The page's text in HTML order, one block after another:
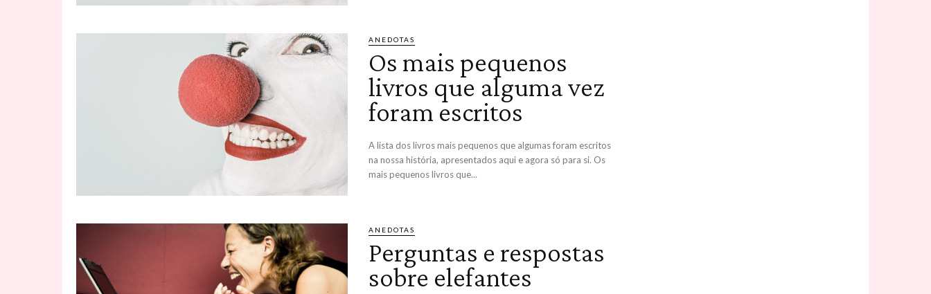
ANEDOTAS
Os mais pequenos
livros que alguma vez
foram escritos
A lista dos livros mais pequenos que algumas foram escritos
na nossa história, apresentados aqui e agora só para si. Os
mais pequenos livros que...
ANEDOTAS
Perguntas e respostas
sobre elefantes